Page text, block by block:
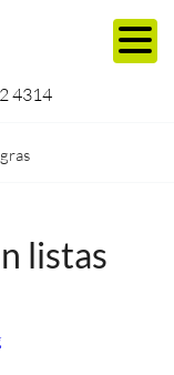
4314
listas